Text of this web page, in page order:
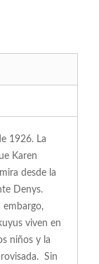
1926. La
Karen
desde la
Denys.
embargo,
viven en
niños y la
Sin